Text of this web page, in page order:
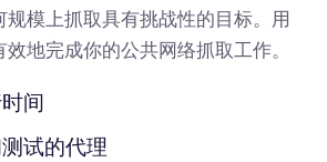
规模上抓取具有挑战性的目标。用
地完成你的公共网络抓取工作。
间
试的代理